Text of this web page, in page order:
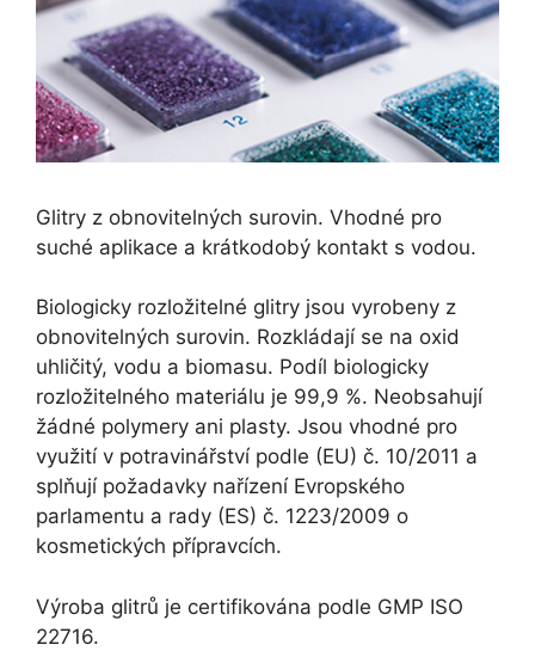
Glitry z obnovitelných surovin. Vhodné pro
suché aplikace a krátkodobý kontakt s vodou.
Biologicky rozložitelné glitry jsou vyrobeny z
obnovitelných surovin. Rozkládají se na oxid
uhličitý, vodu a biomasu. Podíl biologicky
rozložitelného materiálu je 99,9 %. Neobsahují
žádné polymery ani plasty. Jsou vhodné pro
využití v potravinářství podle (EU) č. 10/2011 a
splňují požadavky nařízení Evropského
parlamentu a rady (ES) č. 1223/2009 o
kosmetických přípravcích.
Výroba glitrů je certifikována podle GMP ISO
22716.